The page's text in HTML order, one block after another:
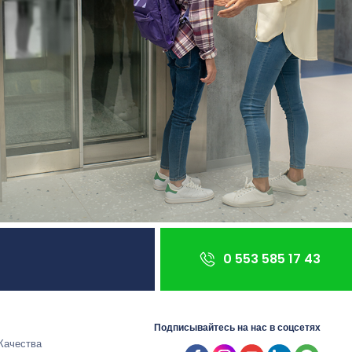
0 553 585 17 43
Подписывайтесь на нас в соцсетях